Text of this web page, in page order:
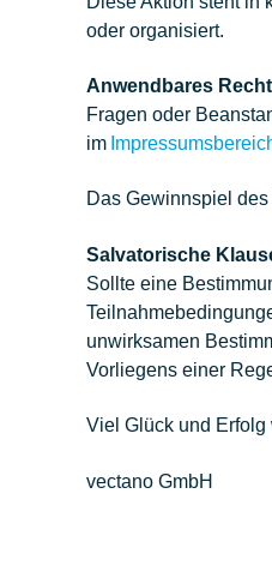
oder organisiert.
Anwendbares Recht
Fragen oder
im
Das Gewinnspiel
Salvatorische
Sollte eine
unwirksamen
Vorliegens einer
Viel Glück und Erfolg
vectano GmbH